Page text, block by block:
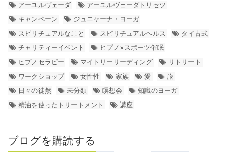
アーユルヴェーダ
アーユルヴェーダトリセツ
キャンペーン
ジュニャーナ・ヨーガ
スピリチュアルなこと
スピリチュアルヘルス
タイ古式
チャリティーイベント
ヒプノ×スポーツ催眠
ヒプノセラピー
マイトリーリーディング
リトリート
ワークショップ
女性性 家族 愛
旅
日々の徒然
未分類 瞑想会
知識のヨーガ
精油を使ったトリートメント
講座
ブログを購読する